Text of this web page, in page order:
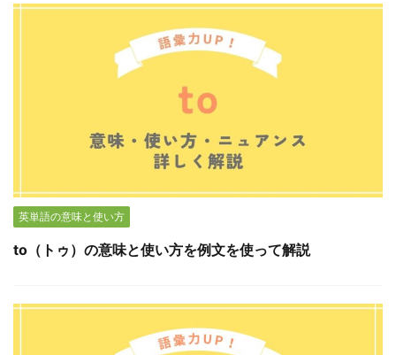
英単語の意味と使い方
to（トゥ）の意味と使い方を例文を使って解説